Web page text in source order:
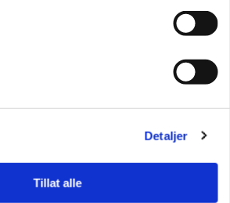
Detaljer
Tillat alle
Trine Østereng, rådgiver i
Digni, Fellesrådet